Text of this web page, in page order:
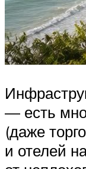
— есть
(даже
и отелей